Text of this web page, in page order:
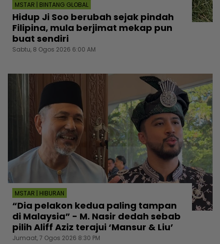
MSTAR | BINTANG GLOBAL
Hidup Ji Soo berubah sejak pindah
Filipina, mula berjimat mekap pun
buat sendiri
Sabtu, 8 Ogos 2026 6:00 AM
MSTAR | HIBURAN
“Dia pelakon kedua paling tampan
di Malaysia” - M. Nasir dedah sebab
pilih Aliff Aziz terajui ‘Mansur & Liu’
Jumaat, 7 Ogos 2026 8:30 PM